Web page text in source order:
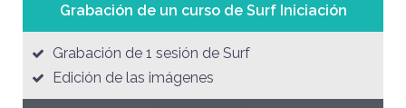
Grabación de un curso de Surf Iniciación
Grabación de 1 sesión de Surf
Edición de las imágenes